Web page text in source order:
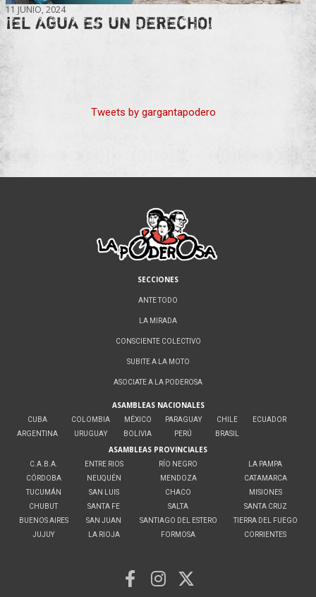
11 JUNIO, 2024
¡EL AGUA ES UN DERECHO!
Tweets by gargantapodero
SECCIONES
ANTE TODO
LA MIRADA
CONSCIENTE COLECTIVO
SUBITE A LA MOTO
ASOCIATE A LA PODEROSA
ASAMBLEAS NACIONALES
CUBA
ARGENTINA
COLOMBIA
URUGUAY
MÉXICO
BOLIVIA
PARAGUAY
PERÚ
CHILE
BRASIL
ECUADOR
ASAMBLEAS PROVINCIALES
C.A.B.A.
CÓRDOBA
TUCUMÁN
CHUBUT
BUENOS AIRES
JUJUY
ENTRE RIOS
NEUQUÉN
SAN LUIS
SANTA FE
SAN JUAN
LA RIOJA
RÍO NEGRO
MENDOZA
CHACO
SALTA
SANTIAGO DEL ESTERO
FORMOSA
LA PAMPA
CATAMARCA
MISIONES
SANTA CRUZ
TIERRA DEL FUEGO
CORRIENTES